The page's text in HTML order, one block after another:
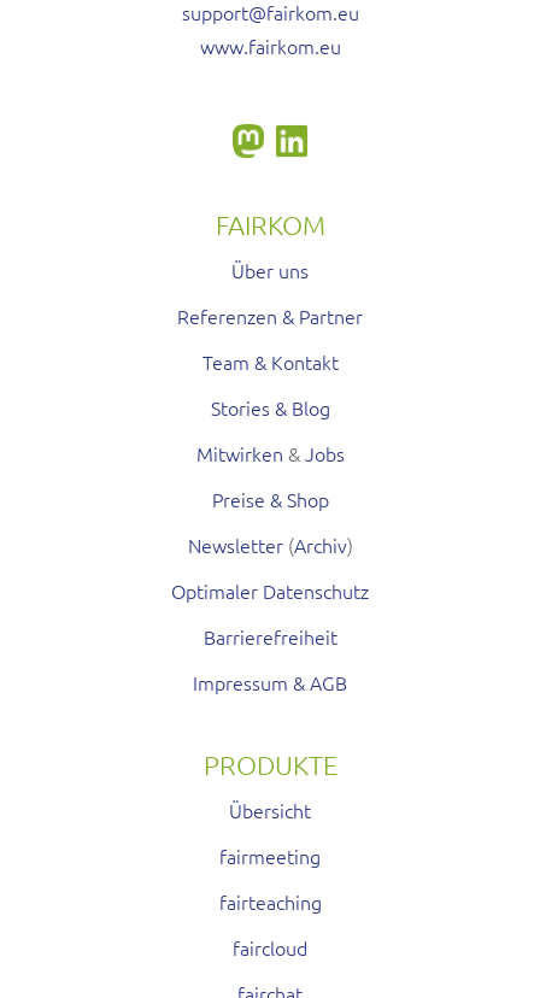
support@fairkom.eu
www.fairkom.eu
FAIRKOM
Über uns
Referenzen & Partner
Team & Kontakt
Stories & Blog
Mitwirken &Jobs
Preise & Shop
Newsletter(Archiv)
Optimaler Datenschutz
Barrierefreiheit
Impressum & AGB
PRODUKTE
Übersicht
fairmeeting
fairteaching
faircloud
fairchat